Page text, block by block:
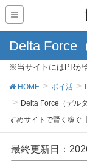
Delta Force
※当サイトにはPRが
HOME ポイ活
Delta Force（デル
すめサイトで賢く稼ぐ
最終更新日：